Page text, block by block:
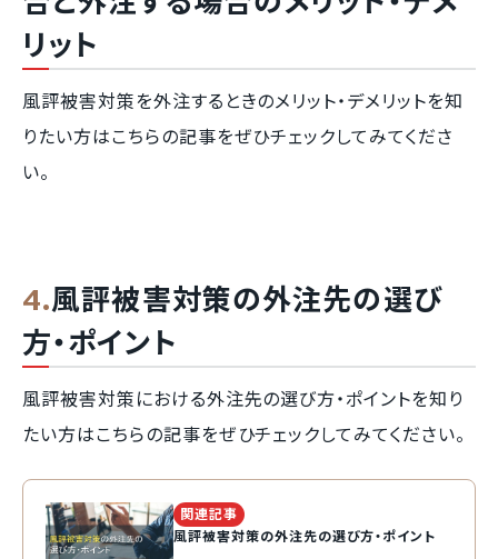
リット
風評被害対策を外注するときのメリット・デメリットを知
りたい方はこちらの記事をぜひチェックしてみてくださ
い。
風評被害対策の外注先の選び
方・ポイント
風評被害対策における外注先の選び方・ポイントを知り
たい方はこちらの記事をぜひチェックしてみてください。
関連記事
風評被害対策の外注先の選び方・ポイント